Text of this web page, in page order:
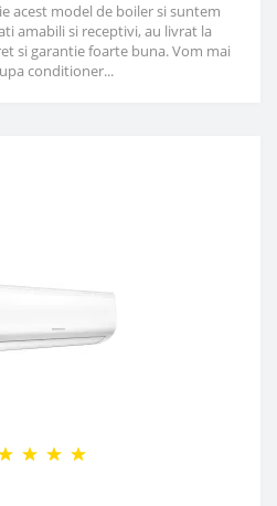
acest model de boiler si suntem
amabili si receptivi, au livrat la
si garantie foarte buna. Vom mai
conditioner...